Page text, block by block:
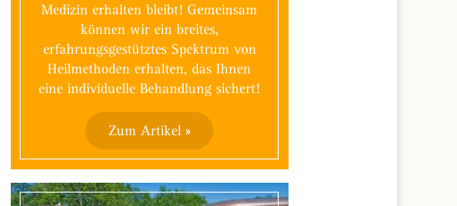
Medizin erhalten bleibt! Gemeinsam
können wir ein breites,
erfahrungsgestütztes Spektrum von
Heilmethoden erhalten, das Ihnen
eine individuelle Behandlung sichert!
Zum Artikel »